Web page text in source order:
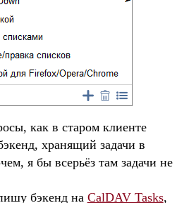
как в старом клиенте
хранящий задачи в
я бы всерьёз там задачи не
бэкенд на CalDAV Tasks,